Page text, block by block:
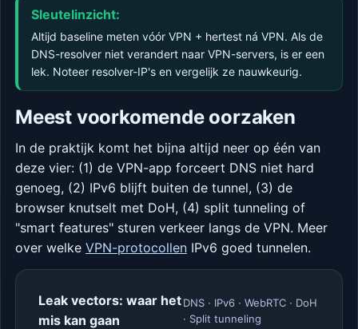
Sleutelinzicht:
Altijd baseline meten vóór VPN + hertest ná VPN. Als de
DNS-resolver niet verandert naar VPN-servers, is er een
lek. Noteer resolver-IP's en vergelijk ze nauwkeurig.
Meest voorkomende oorzaken
In de praktijk komt het bijna altijd neer op één van
deze vier: (1) de VPN-app forceert DNS niet hard
genoeg, (2) IPv6 blijft buiten de tunnel, (3) de
browser knutselt met DoH, (4) split tunneling of
"smart features" sturen verkeer langs de VPN. Meer
over welke VPN-protocollen IPv6 goed tunnelen.
Leak vectors: waar het
mis kan gaan
DNS · IPv6 · WebRTC · DoH
· Split tunneling